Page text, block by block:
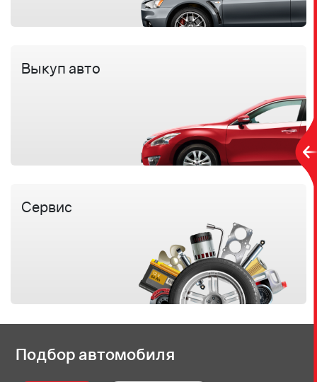
Выкуп авто
Сервис
Подбор автомобиля